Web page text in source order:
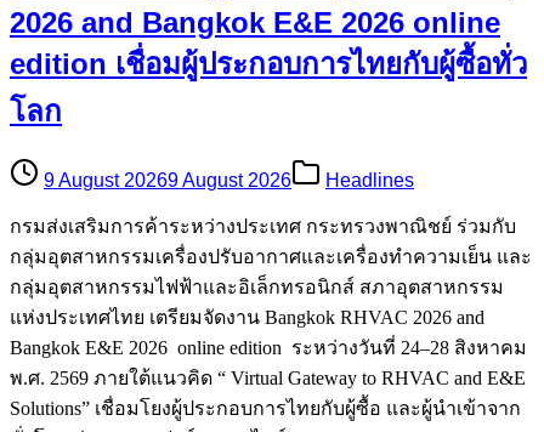
2026 and Bangkok E&E 2026 online
edition เชื่อมผู้ประกอบการไทยกับผู้ซื้อทั่ว
โลก
9 August 20269 August 2026 Headlines
กรมส่งเสริมการค้าระหว่างประเทศ กระทรวงพาณิชย์ ร่วมกับ
กลุ่มอุตสาหกรรมเครื่องปรับอากาศและเครื่องทำความเย็น และ
กลุ่มอุตสาหกรรมไฟฟ้าและอิเล็กทรอนิกส์ สภาอุตสาหกรรม
แห่งประเทศไทย เตรียมจัดงาน Bangkok RHVAC 2026 and
Bangkok E&E 2026 online edition ระหว่างวันที่ 24–28 สิงหาคม
พ.ศ. 2569 ภายใต้แนวคิด “ Virtual Gateway to RHVAC and E&E
Solutions” เชื่อมโยงผู้ประกอบการไทยกับผู้ซื้อ และผู้นำเข้าจาก